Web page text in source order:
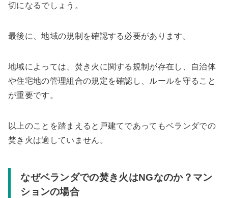
切になるでしょう。
最後に、地域の規制を確認する必要があります。
地域によっては、焚き火に関する規制が存在し、自治体
や住宅地の管理組合の規定を確認し、ルールを守ること
が重要です。
以上のことを踏まえると戸建てであってもベランダでの
焚き火は適していません。
なぜベランダでの焚き火はNGなのか？マン
ションの場合